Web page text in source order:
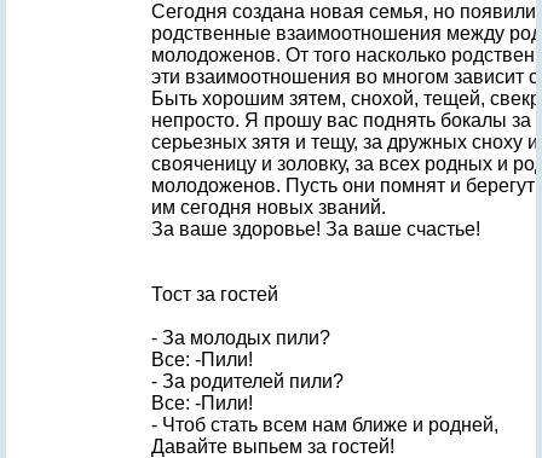
Сегодня создана новая семья, но
родственные взаимоотношения между
молодоженов. От того насколько
эти взаимоотношения во многом зависит
Быть хорошим зятем, снохой, тещей,
непросто. Я прошу вас поднять бокалы
серьезных зятя и тещу, за дружных сноху
свояченицу и золовку, за всех родных и
молодоженов. Пусть они помнят и берегут
им сегодня новых званий.
За ваше здоровье! За ваше счастье!
Тост за гостей
- За молодых пили?
Все: -Пили!
- За родителей пили?
Все: -Пили!
- Чтоб стать всем нам ближе и родней,
Давайте выпьем за гостей!